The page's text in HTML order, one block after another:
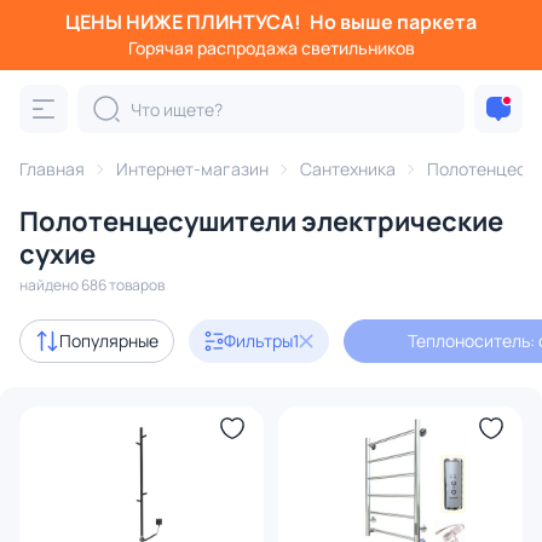
ЦЕНЫ НИЖЕ ПЛИНТУСА! Но выше паркета
Горячая распродажа светильников
Главная Интернет-магазин Сантехника
Полотенцесушители электрические
сухие
найдено 686 товаров
Популярные Фильтры1 Теплоноситель:
Фильтры
Категория:
водяной электрический с боковым подключением
с 3D-моделями
В наличии 490